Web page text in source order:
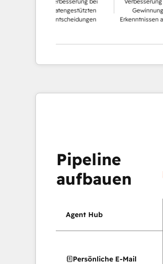
datengestützten
Entscheidungen
Gewinnung von
Erkenntnissen aus Daten
Pipeline
aufbauen
Agent Hub
Persönliche E-Mail